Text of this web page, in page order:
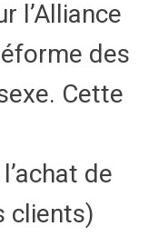
l’Alliance
des
Cette
de
clients)